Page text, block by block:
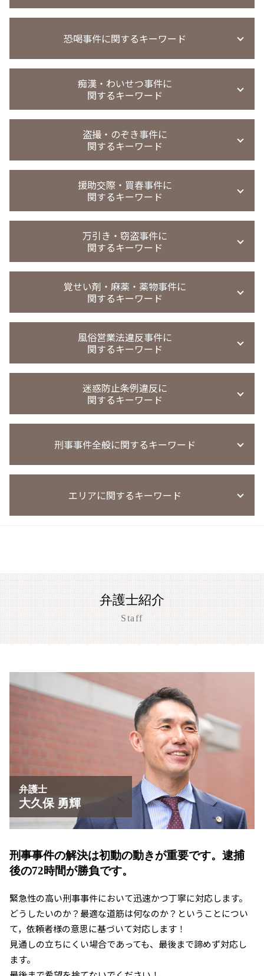
傷害事件
傷害罪 執行猶予
暴行事件 慰謝料請求
会社 暴行事件 被害届
暴行事件 示談金
暴行事件 被害届 流れ
傷害事件 罰金
暴行 傷害 違い
過失傷害 傷害 違い
傷害事件 相手弁護士
傷害事件 慰謝料 相場 全治1週間
傷害事件 懲役
傷害事件 被害 弁護士
傷害事件 弁護士
精神的苦痛 傷害罪
傷害事件 慰謝料
傷害事件 時効
恐喝事件に関するキーワード
恐喝事件 少年
恐喝 弁護士 相談
恐喝 弁護士
恐喝事件 起訴
恐喝事件 判決
恐喝事件 懲役
恐喝事件 裁判
恐喝事件 無罪
恐喝事件 執行猶予
恐喝罪 構成要件
恐喝 認めない
恐喝事件 示談金
恐喝罪 強盗罪
痴漢・わいせつ事件に
関するキーワード
強制わいせつ 罰条
強制わいせつ罪 示談金
強制わいせつ 不起訴
強制わいせつ 慰謝料請求
痴漢冤罪 弁護士
強制わいせつ 証拠ない
不同意性交等罪 証拠
強制 わいせつ 時効
強制わいせつ罪 医者
迷惑行為防止条例違反 被害届取下げ
強制わいせつ 示談 不起訴
強制わいせつ どこから
迷惑行為防止条例違反 家庭裁判所 処分
迷惑行為防止条例違反 少年事件
強制わいせつ 示談金
強制わいせつ 示談
迷惑行為防止条例違反 罰則
痴漢 時効
迷惑行為防止条例違反 強制わいせつ
強制わいせつ 罰則
盗撮・のぞき事件に
関するキーワード
盗撮 罰金刑 相場
盗撮 示談金 相場
のぞき 犯罪名
無実 弁護
盗撮 微罪処分
撮影罪 初犯
盗撮 弁護士 相談
盗撮 懲戒処分
無実 弁護士
援助交際・買春事件に
関するキーワード
援助 交際 事件
パパ活 逮捕
買春事件
援助交際 罪
買春 違法性
買春 懲戒解雇
児童 買春 弁護士 相談
買春 法律違反
買春防止法 条例
万引き・窃盗事件に
関するキーワード
万引き 不起訴 懲戒処分
窃盗事件 示談
窃盗事件 起訴までの日数
窃盗事件 共謀
万引き 現行犯以外
窃盗事件 裁判
窃盗 時効
万引き 起訴率
万引き 起訴 流れ
窃盗事件 時効
窃盗事件 判例
窃盗 時効 何年
窃盗事件 判決
万引き 不起訴
窃盗事件 示談書
覚せい剤・麻薬・薬物事件に
関するキーワード
麻薬取締法違反 刑期
麻薬取締法違反 量刑
薬物事件 少年
覚醒剤 不起訴
薬物事件 裁判所
覚せい剤 不起訴
覚せい剤 売買 罪
覚せい剤 売人
麻薬取締法違反 罰則
覚醒剤 再犯 保釈
薬物事件 小学生
風俗営業法違反事件に
関するキーワード
風営法違反 量刑相場
風営法違反 退去強制
風営法違反 摘発
風営法 従業員名簿
風営法違反 罰則 没収
風営法違反 従業員
風営法 違反 契約
風営法違反 通報
風営法違反 罰則
風営法違反 無許可営業
風営法違反 量刑
迷惑防止条例違反に
関するキーワード
迷惑防止条例違反 親告罪
迷惑防止条例違反 暴言
迷惑防止条例違反 量刑
迷惑防止条例違反 訴え方
迷惑防止条例違反 示談金 費用
迷惑防止条例違反 弁護士
迷惑防止条例違反 罰金
迷惑防止条例違反 不起訴
迷惑防止条例違反 ダフ屋行為 罰則
迷惑防止条例 防犯カメラ 後日逮捕
刑事事件全般に関するキーワード
刑事事件 異議申し立て
刑事事件 証拠 謄写
刑事事件 弁護士費用
闇バイト 逮捕
刑事事件 懲戒処分 タイミング
刑事事件 慰謝料請求
刑事事件 示談書
刑事事件 訴え
刑事事件 着手金
エリアに関するキーワード
大津市 刑事事件
大津市 恐喝事件 相談
盗撮事件 草津市
刑事事件 相談 京都市
大津市 暴行事件 弁護士
京都市 恐喝事件 相談
盗撮事件 京都市
刑事事件 相談 大津市
草津市 傷害事件 弁護士
京都市 わいせつ事件
京都市 傷害事件 弁護士
弁護士紹介
Staff
弁護士
大久保 勇輝
刑事事件の解決は初動の動きが重要です。 逮捕
後の72時間が勝負です。
緊急性の高い刑事事件において迅速かつ丁寧に対応します。
どうしたいのか？最適な道筋は何なのか？ということについ
て，依頼者様の意思に基づいて対応します！
見通しの立ちにくい場合であっても、最後まで諦めず対応し
ます。